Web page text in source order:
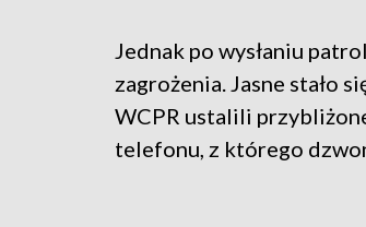
Jednak po wysłaniu
zagrożenia. Jasne stało
WCPR ustalili
telefonu, z którego